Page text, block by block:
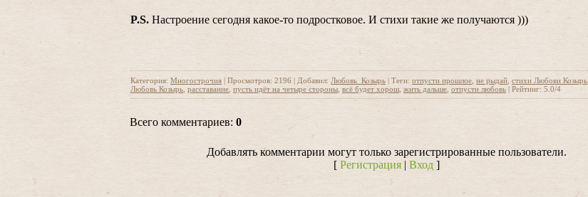
P.S. Настроение сегодня какое-то подростковое. И стихи такие же получаются )))
Категория: Многострочия | Просмотров: 2196 | Добавил: Любовь_Козырь | Теги: отпусти прошлое не рыдай стихи Любови Козырь
Любовь Козырь расставание пусть идёт на четыре стороны всё будет хорош жить дальше отпусти любовь | Рейтинг: 5.0/4
Всего комментариев: 0
Добавлять комментарии могут только зарегистрированные пользователи.
[ Регистрация| Вход]